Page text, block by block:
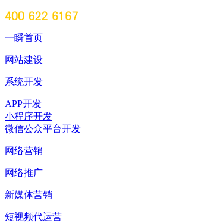
一瞬首页
网站建设
系统开发
APP开发
小程序开发
微信公众平台开发
网络营销
网络推广
新媒体营销
短视频代运营